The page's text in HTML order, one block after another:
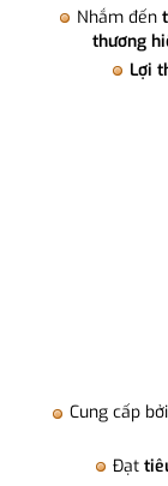
Nhắm đến
thương
Lợi
Cung cấp bởi
Đạt